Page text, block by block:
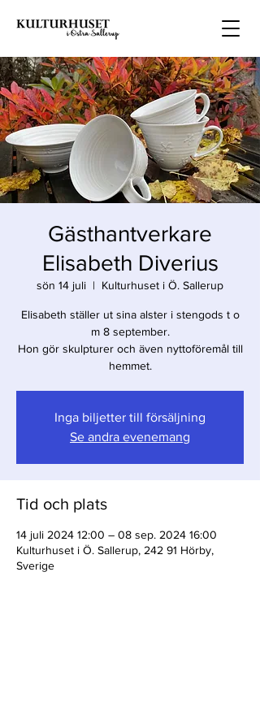
Gästhantverkare
Elisabeth Diverius
sön 14 juli
  |
Kulturhuset i Ö. Sallerup
Elisabeth ställer ut sina alster i stengods t o
m 8 september.
Hon gör skulpturer och även nyttoföremål till
hemmet.
Inga biljetter till försäljning
Se andra evenemang
Tid och plats
14 juli 2024 12:00 – 08 sep. 2024 16:00
Kulturhuset i Ö. Sallerup, 242 91 Hörby,
Sverige